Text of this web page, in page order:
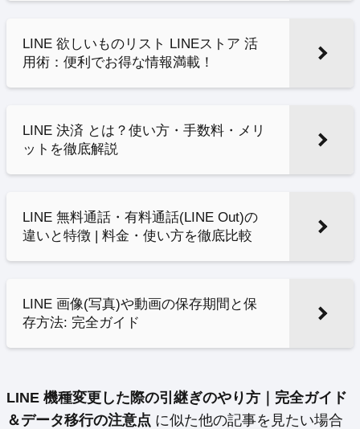
LINE 欲しいものリスト LINEストア 活
用術：便利でお得な情報満載！
LINE 決済 とは？使い方・手数料・メリ
ットを徹底解説
LINE 無料通話・有料通話(LINE Out)の
違いと特徴 | 料金・使い方を徹底比較
LINE 画像(写真)や動画の保存期間と保
存方法: 完全ガイド
LINE 機種変更した際の引継ぎのやり方｜完全ガイド
＆データ移行の注意点 に似た他の記事を見たい場合